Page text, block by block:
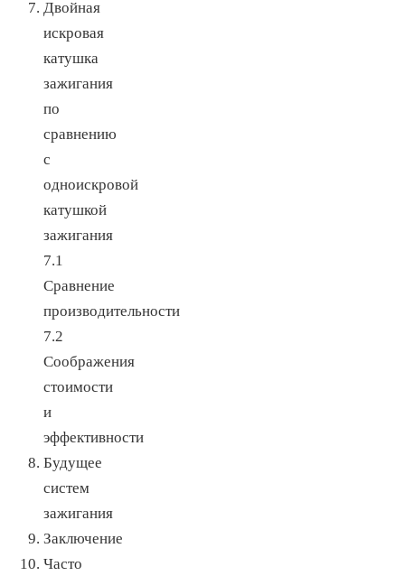
Двойная
искровая
катушка
зажигания
по
сравнению
с
одноискровой
катушкой
зажигания
7.1
Сравнение
производительности
7.2
Соображения
стоимости
и
эффективности
Будущее
систем
зажигания
Заключение
Часто